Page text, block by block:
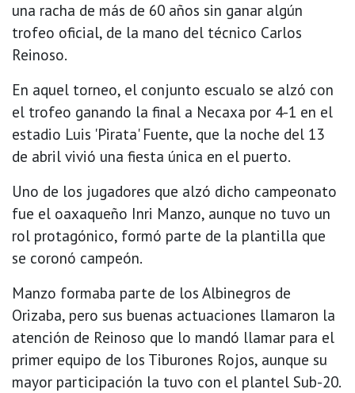
una racha de más de 60 años sin ganar algún
trofeo oficial, de la mano del técnico Carlos
Reinoso.
En aquel torneo, el conjunto escualo se alzó con
el trofeo ganando la final a Necaxa por 4-1 en el
estadio Luis 'Pirata' Fuente, que la noche del 13
de abril vivió una fiesta única en el puerto.
Uno de los jugadores que alzó dicho campeonato
fue el oaxaqueño Inri Manzo, aunque no tuvo un
rol protagónico, formó parte de la plantilla que
se coronó campeón.
Manzo formaba parte de los Albinegros de
Orizaba, pero sus buenas actuaciones llamaron la
atención de Reinoso que lo mandó llamar para el
primer equipo de los Tiburones Rojos, aunque su
mayor participación la tuvo con el plantel Sub-20.